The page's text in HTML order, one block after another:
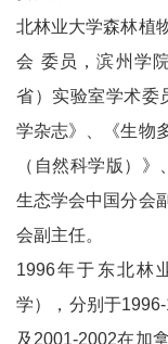
北林业大学森林植
会 委员，滨州学
省）实验室学术委
学杂志》、《生物
（自然科学版）
生态学会中国分会
会副主任。
1996年于东北林
学），分别于
及2001-2002在加